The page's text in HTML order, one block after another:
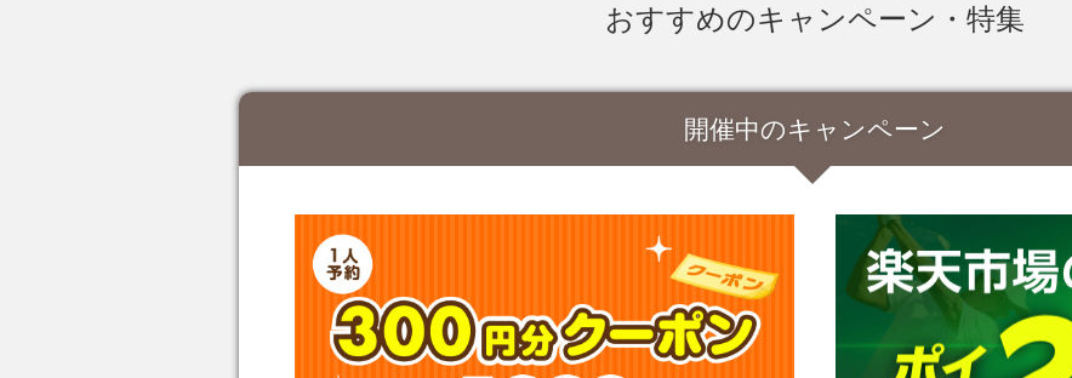
おすすめのキャンペーン・特集
開催中のキャンペーン